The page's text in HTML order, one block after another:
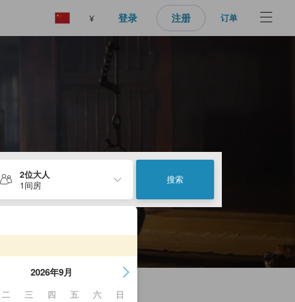
¥ 登录 注册 订单
2位大人
1间房
搜索
2026年9月
二 三 四 五 六
日